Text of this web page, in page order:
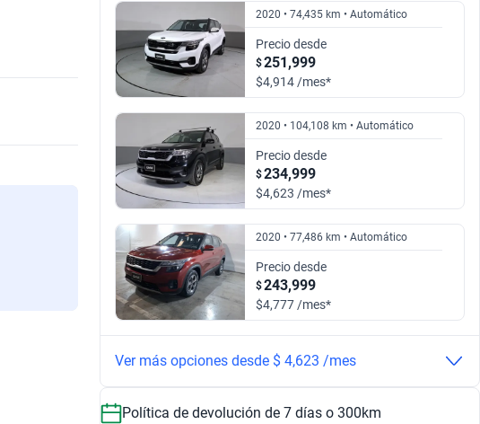
2022
$282,999
2023
$267,999
2024
$343,999
$240,999 $267,999
1.4 GT LINE DCT 1.6 LX
$282,999
1.6 EX AUTO
$278,999 $343,999
1.5 SX AUTO
$384,999
1.4 SXL DCT
$371,999
$248,999 $323,999
Automático
$240,999
Manual
$282,999
2020 • 74,435 km • Automático
Precio desde
$251,999
$4,914 /mes*
2020 • 104,108 km • Automático
Precio desde
$234,999
$4,623 /mes*
2020 • 77,486 km • Automático
Precio desde
$243,999
$4,777 /mes*
$4,828 /mes*
Ver más opciones desde $ 4,623 /mes
Política de devolución de 7 días o 300km
Android
Entretenimiento
Frenos ABS